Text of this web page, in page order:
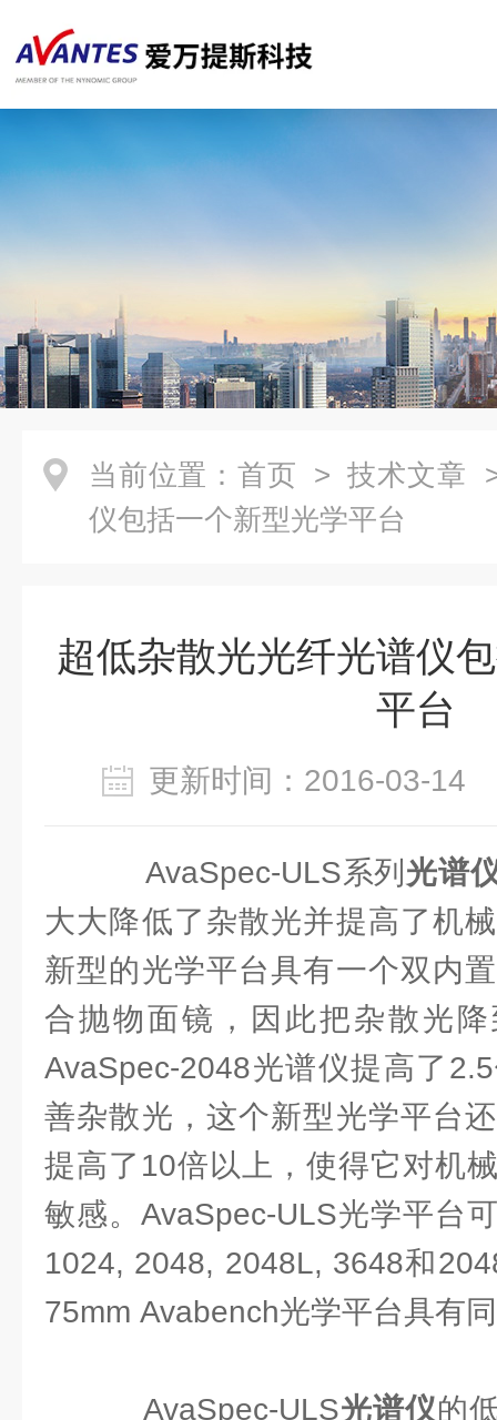
当前位置： 首页 > 技术文章
仪包括一个新型光学平台
超低杂散光光纤光谱仪
平台
更新时间：2016-03-
AvaSpec-ULS系列 光谱
大大降低了杂散光并提高了机
新型的光学平台具有一个双内
合抛物面镜，因此把杂散光
AvaSpec-2048光谱仪提高了
善杂散光，这个新型光学平台
提高了10倍以上，使得它对机
敏感。AvaSpec-ULS光学平台
1024, 2048, 2048L, 3648和
75mm Avabench光学平台具有
AvaSpec-ULS光谱仪的